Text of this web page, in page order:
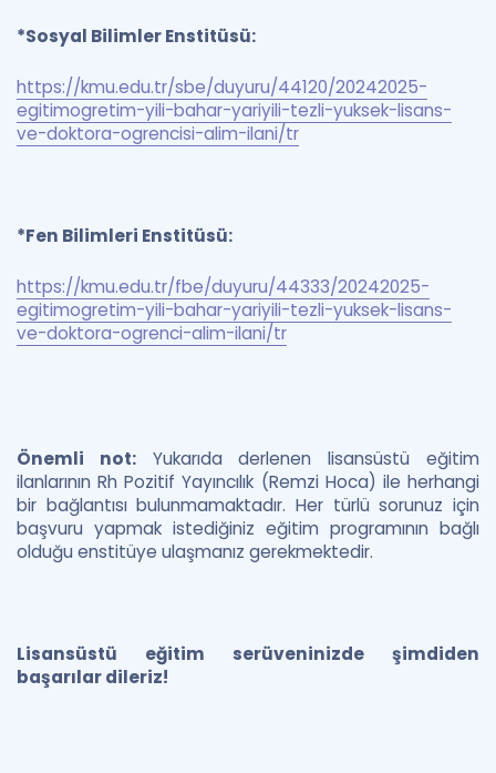
*Sosyal Bilimler Enstitüsü:
https://kmu.edu.tr/sbe/duyuru/44120/20242025-
egitimogretim-yili-bahar-yariyili-tezli-yuksek-lisans-
ve-doktora-ogrencisi-alim-ilani/tr
*Fen Bilimleri Enstitüsü:
https://kmu.edu.tr/fbe/duyuru/44333/20242025-
egitimogretim-yili-bahar-yariyili-tezli-yuksek-lisans-
ve-doktora-ogrenci-alim-ilani/tr
Önemli not:Yukarıda derlenen lisansüstü eğitim
ilanlarının Rh Pozitif Yayıncılık (Remzi Hoca) ile herhangi
bir bağlantısı bulunmamaktadır. Her türlü sorunuz için
başvuru yapmak istediğiniz eğitim programının bağlı
olduğu enstitüye ulaşmanız gerekmektedir.
Lisansüstü eğitim serüveninizde şimdiden
başarılar dileriz!